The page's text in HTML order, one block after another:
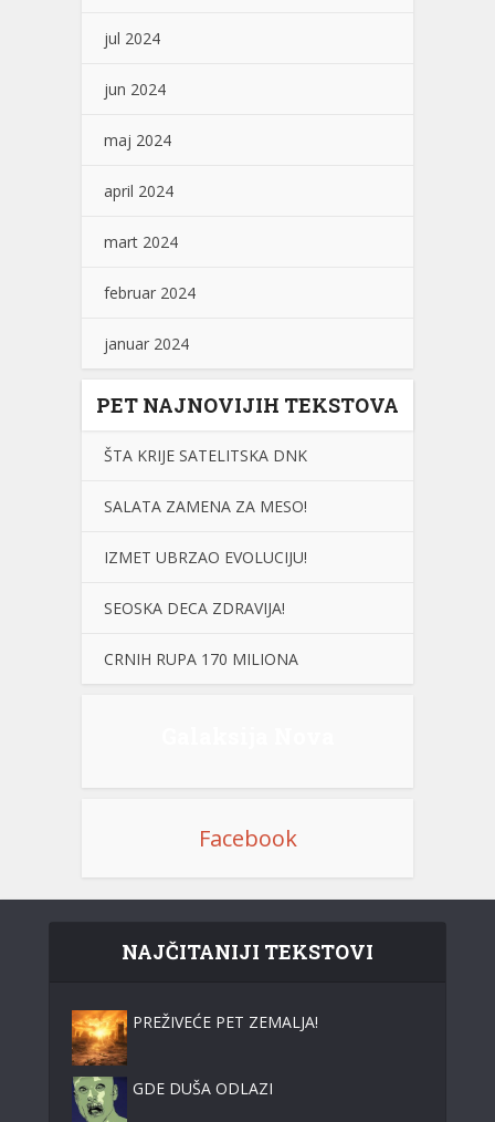
jul 2024
jun 2024
maj 2024
april 2024
mart 2024
februar 2024
januar 2024
PET NAJNOVIJIH TEKSTOVA
ŠTA KRIJE SATELITSKA DNK
SALATA ZAMENA ZA MESO!
IZMET UBRZAO EVOLUCIJU!
SEOSKA DECA ZDRAVIJA!
CRNIH RUPA 170 MILIONA
Facebook
NAJČITANIJI TEKSTOVI
PREŽIVEĆE PET ZEMALJA!
GDE DUŠA ODLAZI